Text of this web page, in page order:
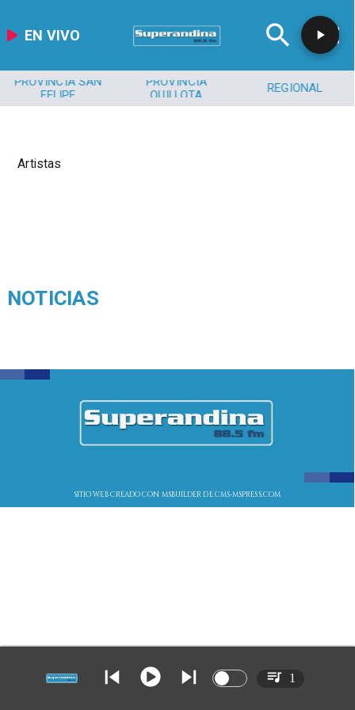
EN VIVO
PROVINCIA SAN
FELIPE
PROVINCIA
QUILLOTA
REGIONAL
Artistas
NOTICIAS
SITIO WEB CREADO CON MSBUILDER DE CMS-MSPRESS.COM
1